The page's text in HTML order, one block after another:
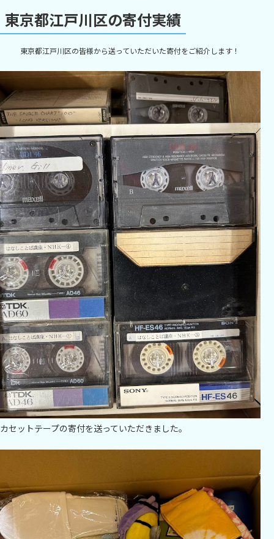
東京都江戸川区の寄付実績
東京都江戸川区の皆様から送っていただいた寄付をご紹介します！
カセットテープの寄付を送っていただきました。